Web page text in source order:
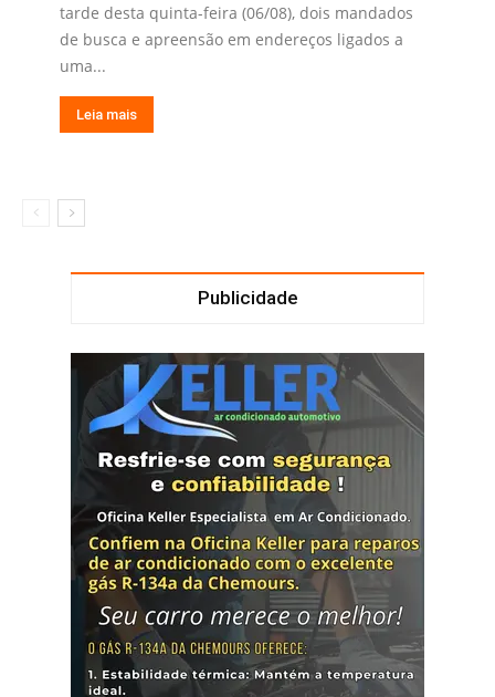
tarde desta quinta-feira (06/08), dois mandados
de busca e apreensão em endereços ligados a
uma...
Leia mais
Publicidade